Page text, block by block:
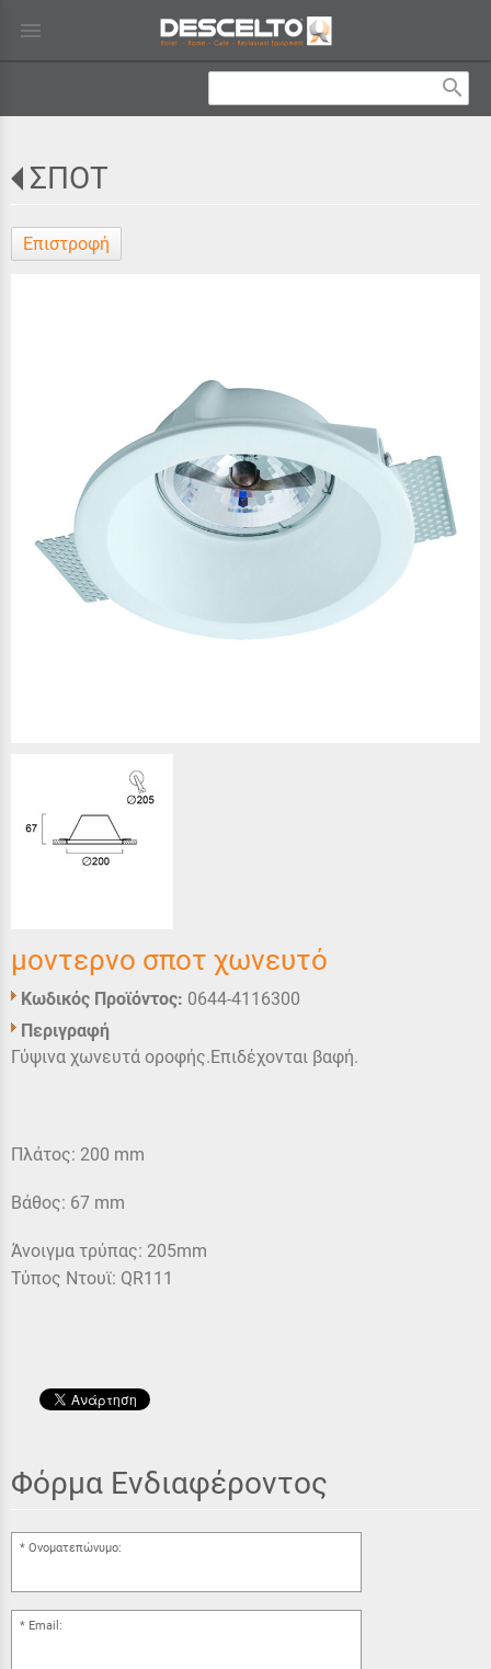
menu
search
ΣΠΟΤ
Επιστροφή
μοντερνο σποτ χωνευτό
Κωδικός Προϊόντος: 0644-4116300
Περιγραφή
Γύψινα χωνευτά οροφής.Επιδέχονται βαφή.
Πλάτος: 200 mm
Βάθος: 67 mm
Άνοιγμα τρύπας: 205mm
Τύπος Ντουϊ: QR111
Φόρμα Ενδιαφέροντος
Ονοματεπώνυμο:
Email: